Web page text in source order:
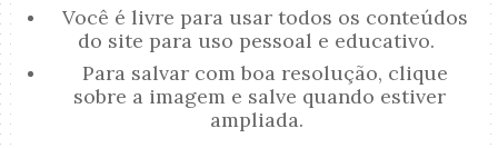
Você é livre para usar todos os conteúdos
do site para uso pessoal e educativo.
Para salvar com boa resolução, clique
sobre a imagem e salve quando estiver
ampliada.